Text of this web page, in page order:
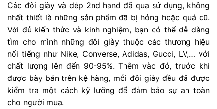
Các đôi giày và dép 2nd hand đã qua sử dụng, không
nhất thiết là những sản phẩm đã bị hỏng hoặc quá cũ.
Với đủ kiến thức và kinh nghiệm, bạn có thể dễ dàng
tìm cho mình những đôi giày thuộc các thương hiệu
nổi tiếng như Nike, Converse, Adidas, Gucci, LV,… với
chất lượng lên đến 90-95%. Thêm vào đó, trước khi
được bày bán trên kệ hàng, mỗi đôi giày đều đã được
kiểm tra một cách kỹ lưỡng để đảm bảo sự an toàn
cho người mua.